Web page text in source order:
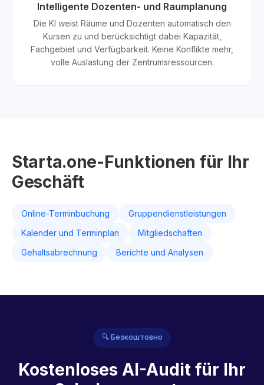
Intelligente Dozenten- und Raumplanung
Die KI weist Räume und Dozenten automatisch den
Kursen zu und berücksichtigt dabei Kapazität,
Fachgebiet und Verfügbarkeit. Keine Konflikte mehr,
volle Auslastung der Zentrumsressourcen.
Starta.one-Funktionen für Ihr
Geschäft
Online-Terminbuchung
Gruppendienstleistungen
Kalender und Terminplan
Mitgliedschaften
Gehaltsabrechnung
Berichte und Analysen
🔍 Безкоштовно
Kostenloses AI-Audit für Ihr